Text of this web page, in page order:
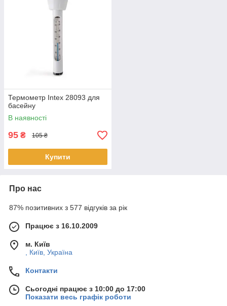
Термометр Intex 28093 для
басейну
В наявності
95 ₴ 105 ₴
Купити
Про нас
87% позитивних з 577 відгуків за рік
Працює з 16.10.2009
м. Київ
, Київ, Україна
Контакти
Сьогодні працює з 10:00 до 17:00
Показати весь графік роботи